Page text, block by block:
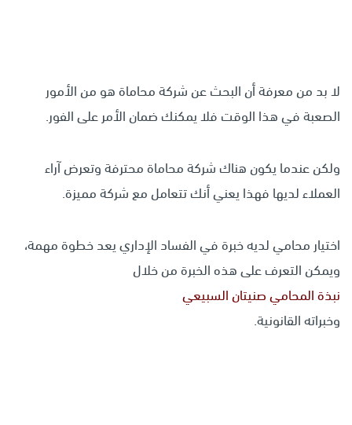
لا بد من معرفة أن البحث عن شركة محاماة هو من الأمور
الصعبة في هذا الوقت فلا يمكنك ضمان الأمر على الفور.
ولكن عندما يكون هناك شركة محاماة محترفة وتعرض آراء
العملاء لديها فهذا يعني أنك تتعامل مع شركة مميزة.
اختيار محامي لديه خبرة في الفساد الإداري يعد خطوة مهمة،
ويمكن التعرف على هذه الخبرة من خلال
نبذة المحامي صنيتان السبيعي
وخبراته القانونية.